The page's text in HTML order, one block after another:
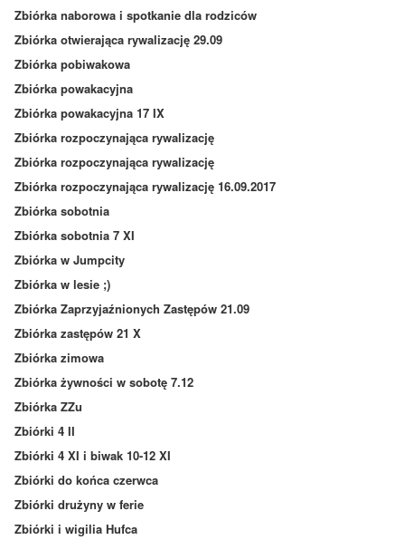
Zbiórka naborowa i spotkanie dla rodziców
Zbiórka otwierająca rywalizację 29.09
Zbiórka pobiwakowa
Zbiórka powakacyjna
Zbiórka powakacyjna 17 IX
Zbiórka rozpoczynająca rywalizację
Zbiórka rozpoczynająca rywalizację
Zbiórka rozpoczynająca rywalizację 16.09.2017
Zbiórka sobotnia
Zbiórka sobotnia 7 XI
Zbiórka w Jumpcity
Zbiórka w lesie ;)
Zbiórka Zaprzyjaźnionych Zastępów 21.09
Zbiórka zastępów 21 X
Zbiórka zimowa
Zbiórka żywności w sobotę 7.12
Zbiórka ZZu
Zbiórki 4 II
Zbiórki 4 XI i biwak 10-12 XI
Zbiórki do końca czerwca
Zbiórki drużyny w ferie
Zbiórki i wigilia Hufca